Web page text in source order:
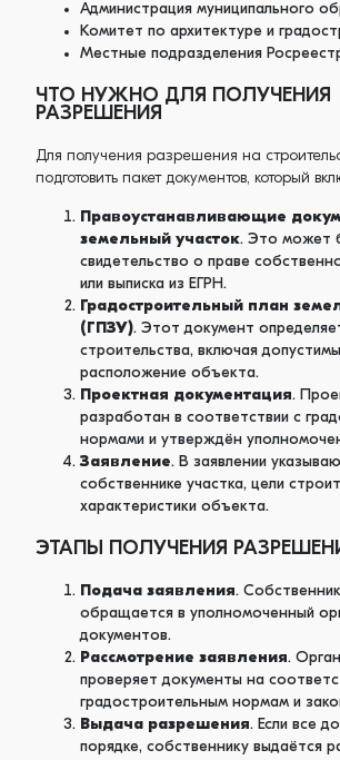
Администрация муниципального
Комитет по архитектуре и
Местные подразделения
ЧТО НУЖНО ДЛЯ ПОЛУЧЕНИЯ
РАЗРЕШЕНИЯ
Для получения разрешения на
подготовить пакет документов, который
Правоустанавливающие
земельный участок. Это может
свидетельство о праве
или выписка из ЕГРН.
Градостроительный план
(ГПЗУ). Этот документ
строительства, включая
расположение объекта.
Проектная документация.
разработан в соответствии с
нормами и утверждён
Заявление. В заявлении
собственнике участка, цели
характеристики объекта.
ЭТАПЫ ПОЛУЧЕНИЯ
Подача заявления.
обращается в уполномоченный
документов.
Рассмотрение заявления.
проверяет документы на
градостроительным нормам и
Выдача разрешения. Если все
порядке, собственнику выдаётся